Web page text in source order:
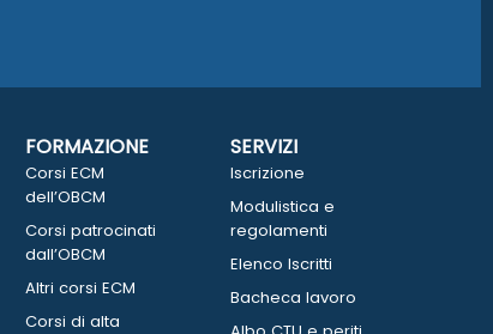
FORMAZIONE
Corsi ECM
dell’OBCM
Corsi patrocinati
dall’OBCM
Altri corsi ECM
Corsi di alta
SERVIZI
Iscrizione
Modulistica e
regolamenti
Elenco Iscritti
Bacheca lavoro